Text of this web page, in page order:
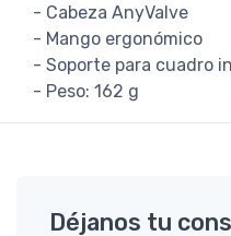
- Cabeza AnyValve
- Mango ergonómico
- Soporte para cuadro
- Peso: 162 g
Déjanos tu